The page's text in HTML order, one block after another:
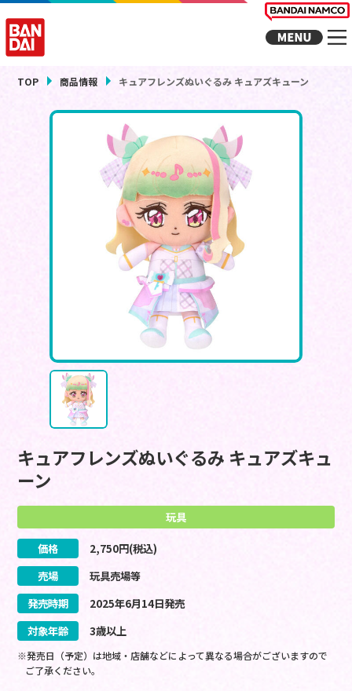
TOP 商品情報 キュアフレンズぬいぐるみ キュアズキューン
キュアフレンズぬいぐるみ キュアズキュ
ーン
玩具
価格 2,750円(税込)
売場
玩具売場等
発売時期
2025年6月14日発売
対象年齢
3歳以上
※発売日（予定）は地域・店舗などによって異なる場合がございますので
ご了承ください。